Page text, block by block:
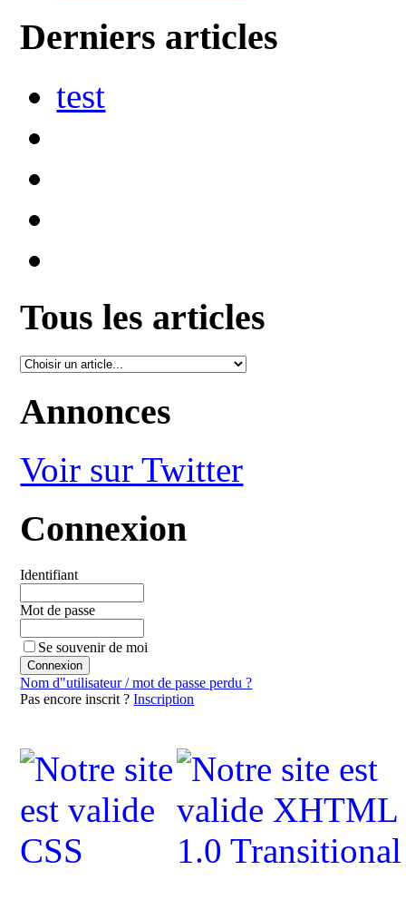
Derniers articles
test
Tous les articles
Annonces
Voir sur Twitter
Connexion
Identifiant
Mot de passe
Se souvenir de moi
Nom d"utilisateur / mot de passe perdu ?
Pas encore inscrit ?Inscription